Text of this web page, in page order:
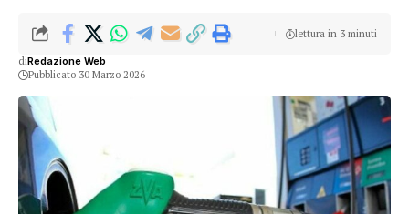
diRedazione Web
Pubblicato 30 Marzo 2026
lettura in 3 minuti